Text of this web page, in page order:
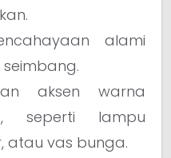
alami
aksen warna
seperti lampu
atau vas bunga.